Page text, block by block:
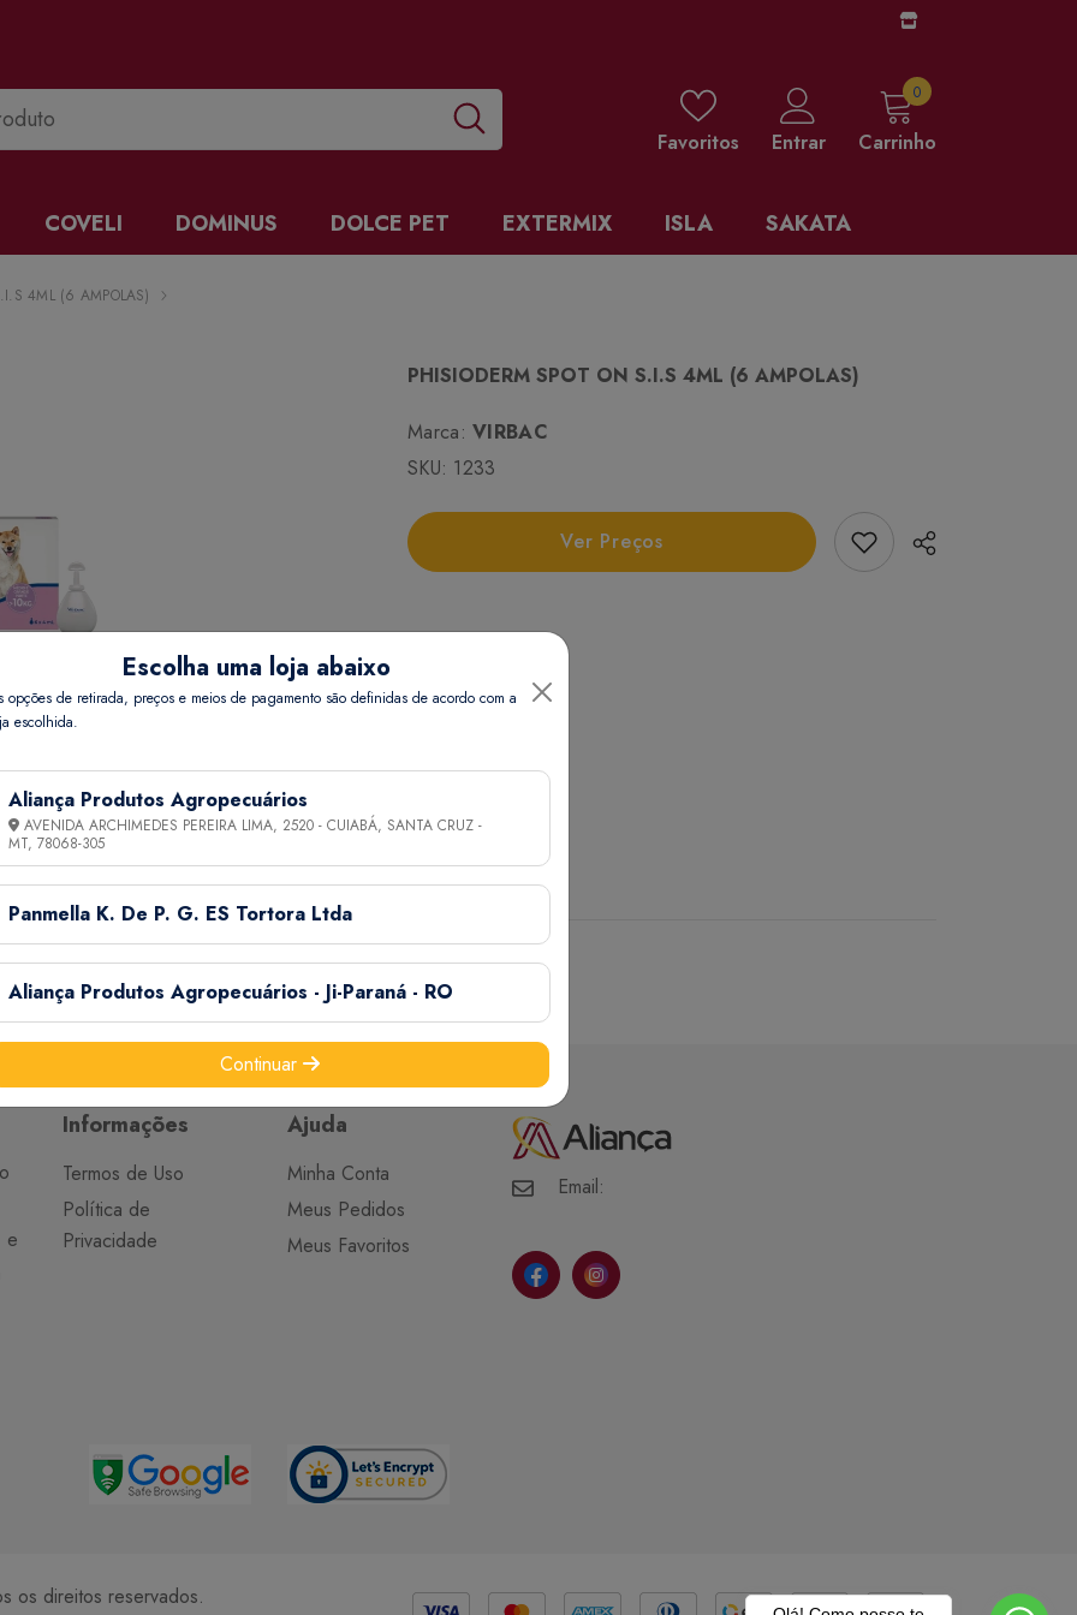
Favoritos Entrar Carrinho
00 items
COVELI DOMINUS DOLCE PET EXTERMIX ISLA SAKATA
4ML (6 AMPOLAS)
PHISIODERM SPOT ON S.I.S 4ML (6 AMPOLAS)
Marca: VIRBAC
SKU: 1233
Ver Preços Add Favorito
Informações Técnicas
e
Informações
Termos de Uso
Política de
Privacidade
Ajuda
Minha Conta
Meus Pedidos
Meus Favoritos
Email:
os direitos reservados. Métodos de Pagamento
Escolha uma loja abaixo
opções de retirada, preços e meios de pagamento são definidas de acordo com a
escolhida.
Aliança Produtos Agropecuários
AVENIDA ARCHIMEDES PEREIRA LIMA, 2520 - CUIABÁ, SANTA CRUZ -
MT, 78068-305
Panmella K. De P. G. ES Tortora Ltda
Aliança Produtos Agropecuários - Ji-Paraná - RO
Continuar